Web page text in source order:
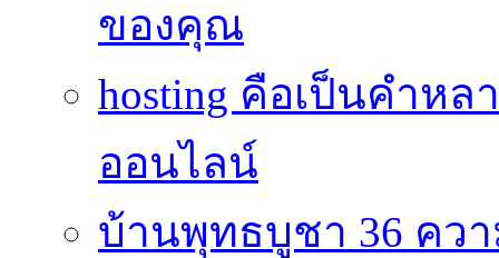
ของคุณ
hosting คือเป็นคำห
ออนไลน์
บ้านพุทธบูชา 36 คว